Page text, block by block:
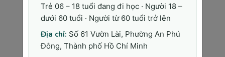
Địa chỉ Email của bạn sẽ được bảo mật toàn diện.
Trẻ 06 – 18 tuổi đang đi học · Người 18 –
dưới 60 tuổi · Người từ 60 tuổi trở lên
Địa chỉ: Số 61 Vườn Lài, Phường An Phú
Đông, Thành phố Hồ Chí Minh